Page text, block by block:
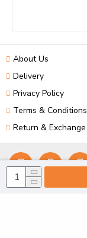
About Us
Delivery
Privacy Policy
Terms & Conditions
Return & Exchange